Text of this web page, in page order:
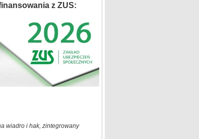
z ZUS:
wiadro i hak, zintegrowany